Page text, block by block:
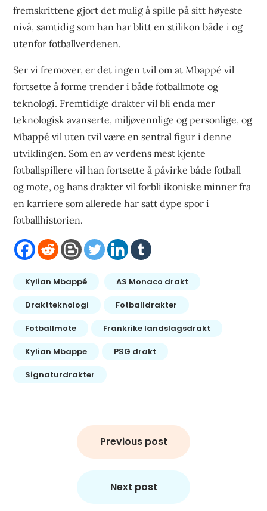
fremskrittene gjort det mulig å spille på sitt høyeste
nivå, samtidig som han har blitt en stilikon både i og
utenfor fotballverdenen.
Ser vi fremover, er det ingen tvil om at Mbappé vil
fortsette å forme trender i både fotballmote og
teknologi. Fremtidige drakter vil bli enda mer
teknologisk avanserte, miljøvennlige og personlige, og
Mbappé vil uten tvil være en sentral figur i denne
utviklingen. Som en av verdens mest kjente
fotballspillere vil han fortsette å påvirke både fotball
og mote, og hans drakter vil forbli ikoniske minner fra
en karriere som allerede har satt dype spor i
fotballhistorien.
Kylian Mbappé AS Monaco drakt
Draktteknologi Fotballdrakter
Fotballmote Frankrike landslagsdrakt
Kylian Mbappe PSG drakt
Signaturdrakter
Previous post
Next post